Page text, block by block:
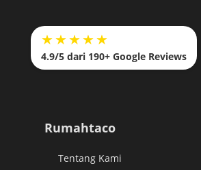
★★★★★
4.9/5 dari 190+ Google Reviews
Rumahtaco
Tentang Kami